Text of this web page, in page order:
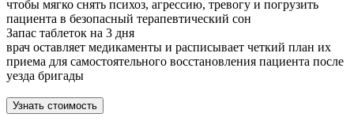
чтобы мягко снять психоз, агрессию, тревогу и погрузить
пациента в безопасный терапевтический сон
Запас таблеток на 3 дня
врач оставляет медикаменты и расписывает четкий план их
приема для самостоятельного восстановления пациента после
уезда бригады
Узнать стоимость